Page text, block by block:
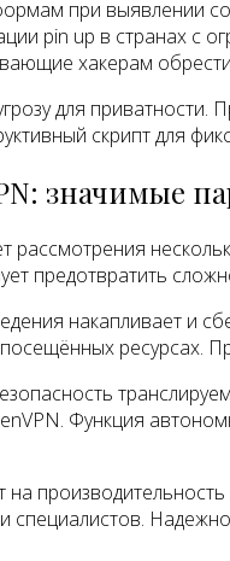
при выявлении
pin up в странах с
хакерам
для
скрипт для
значимые
рассмотрения
предотвратить
накапливает
Функция
специалистов.